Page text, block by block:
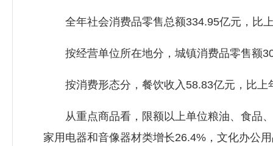
全年社会消费品零售总额334.95亿元，比
按经营单位所在地分，城镇消费品零售额
按消费形态分，餐饮收入58.83亿元，比上
从重点商品看，限额以上单位粮油、食品、
家用电器和音像器材类增长26.4%，文化办公